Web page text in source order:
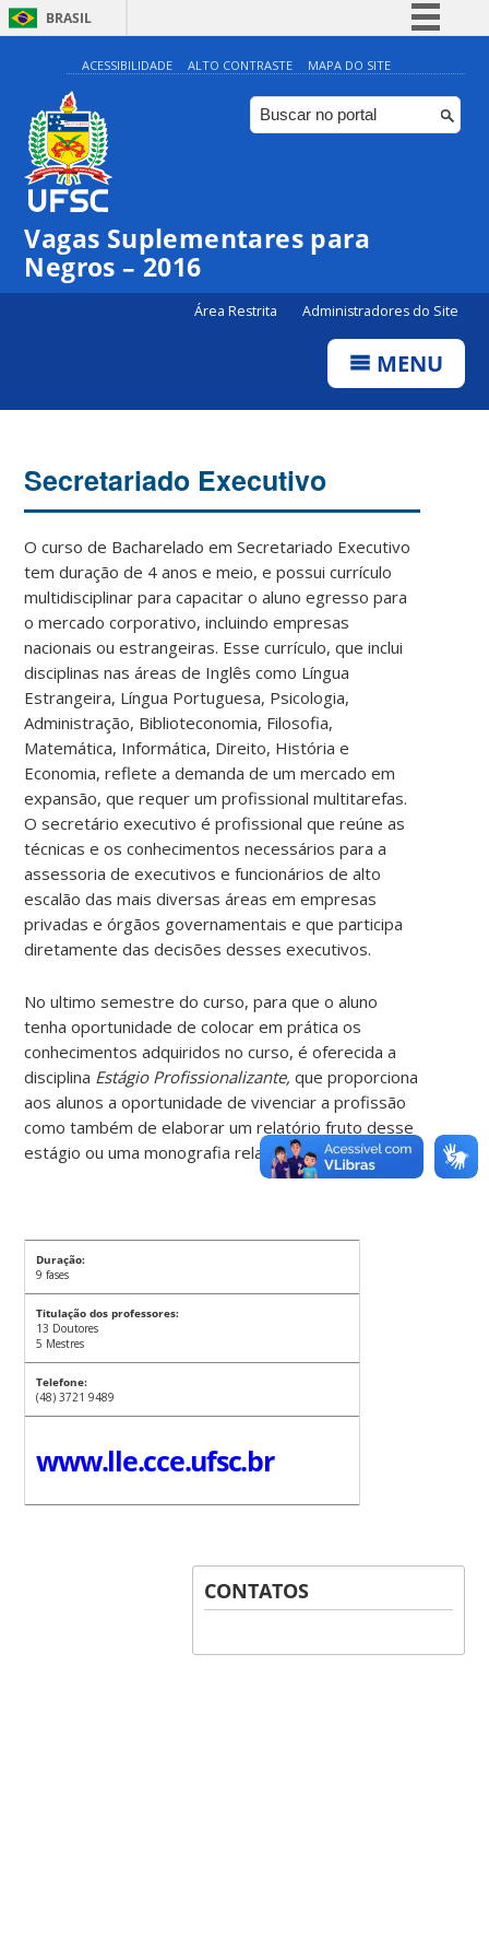
BRASIL
Simplifique!
Comunica BR
Participe
Canais
ACESSIBILIDADE ALTO CONTRASTE MAPA DO SITE
Vagas Suplementares para
Negros – 2016
Área Restrita Administradores do Site
MENU
Secretariado Executivo
O curso de Bacharelado em Secretariado Executivo
tem duração de 4 anos e meio, e possui currículo
multidisciplinar para capacitar o aluno egresso para
o mercado corporativo, incluindo empresas
nacionais ou estrangeiras. Esse currículo, que inclui
disciplinas nas áreas de Inglês como Língua
Estrangeira, Língua Portuguesa, Psicologia,
Administração, Biblioteconomia, Filosofia,
Matemática, Informática, Direito, História e
Economia, reflete a demanda de um mercado em
expansão, que requer um profissional multitarefas.
O secretário executivo é profissional que reúne as
técnicas e os conhecimentos necessários para a
assessoria de executivos e funcionários de alto
escalão das mais diversas áreas em empresas
privadas e órgãos governamentais e que participa
diretamente das decisões desses executivos.
No ultimo semestre do curso, para que o aluno
tenha oportunidade de colocar em prática os
conhecimentos adquiridos no curso, é oferecida a
disciplina Estágio Profissionalizante,que proporciona
aos alunos a oportunidade de vivenciar a profissão
como também de elaborar um relatório fruto desse
estágio ou uma monografia relativa à área.
Duração:
9 fases
Titulação dos professores:
13 Doutores
5 Mestres
Telefone:
(48) 3721 9489
www.lle.cce.ufsc.br
CONTATOS